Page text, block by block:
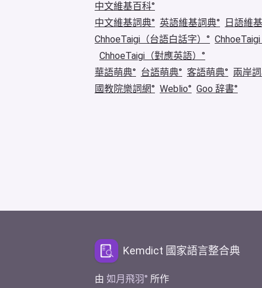
中文維基百科
中文維基詞典
英語維基詞典
日語維
ChhoeTaigi（台語白話字）
ChhoeTaigi（對應英語）
華語萌典
台語萌典 客語萌典
兩岸
國教院樂詞網
Weblio Goo 辞書
Kemdict 國家語言整合典
由 如月飛羽 所作